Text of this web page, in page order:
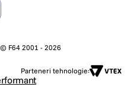
F64 2001 - 2026
Parteneri tehnologie: